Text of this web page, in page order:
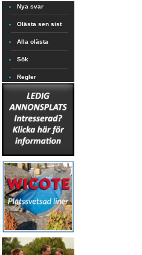
Nya svar
Olästa sen sist
Alla olästa
Sök
Regler